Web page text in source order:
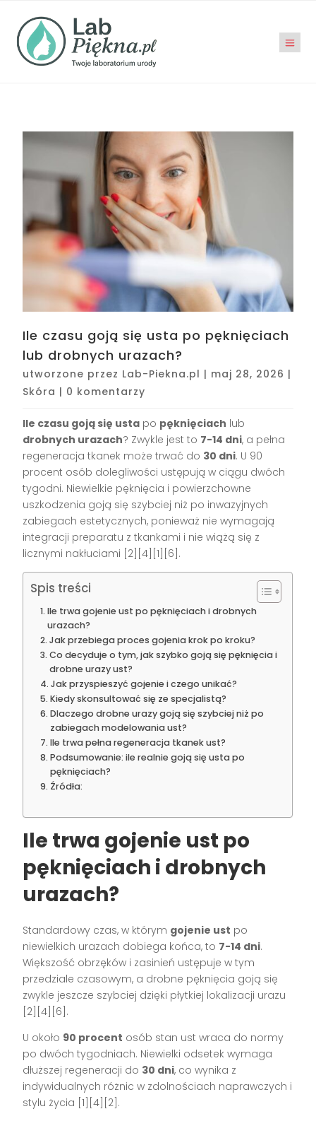
Ile czasu goją się usta po pęknięciach
lub drobnych urazach?
utworzone przez Lab-Piekna.pl | maj 28, 2026 |
Skóra | 0 komentarzy
Ile czasu goją się usta po pęknięciach lub
drobnych urazach? Zwykle jest to 7-14 dni, a pełna
regeneracja tkanek może trwać do 30 dni. U 90
procent osób dolegliwości ustępują w ciągu dwóch
tygodni. Niewielkie pęknięcia i powierzchowne
uszkodzenia goją się szybciej niż po inwazyjnych
zabiegach estetycznych, ponieważ nie wymagają
integracji preparatu z tkankami i nie wiążą się z
licznymi nakłuciami [2][4][1][6].
Spis treści
Ile trwa gojenie ust po pęknięciach i drobnych
urazach?
Jak przebiega proces gojenia krok po kroku?
Co decyduje o tym, jak szybko goją się pęknięcia i
drobne urazy ust?
Jak przyspieszyć gojenie i czego unikać?
Kiedy skonsultować się ze specjalistą?
Dlaczego drobne urazy goją się szybciej niż po
zabiegach modelowania ust?
Ile trwa pełna regeneracja tkanek ust?
Podsumowanie: ile realnie goją się usta po
pęknięciach?
Źródła:
Ile trwa gojenie ust po
pęknięciach i drobnych
urazach?
Standardowy czas, w którym gojenie ust po
niewielkich urazach dobiega końca, to 7-14 dni.
Większość obrzęków i zasinień ustępuje w tym
przedziale czasowym, a drobne pęknięcia goją się
zwykle jeszcze szybciej dzięki płytkiej lokalizacji urazu
[2][4][6].
U około 90 procent osób stan ust wraca do normy
po dwóch tygodniach. Niewielki odsetek wymaga
dłuższej regeneracji do 30 dni, co wynika z
indywidualnych różnic w zdolnościach naprawczych i
stylu życia [1][4][2].